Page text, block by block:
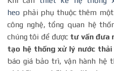
heo phải phụ thuộc thêm
công nghệ, tổng quan hệ
chúng tôi để được tư vấn đưa
tạo hệ thống xử lý nước thải
báo giá bảo trì, vận hành hệ